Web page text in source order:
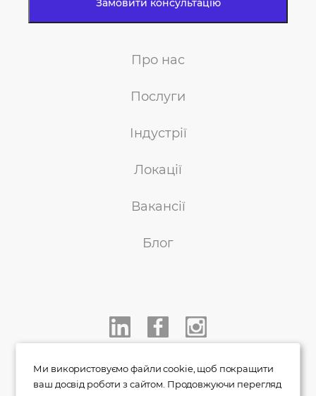
info@indigo.co.ua
Про нас
Послуги
Індустрії
Локації
Вакансії
Блог
Ми використовуємо файли cookie, щоб покращити
ваш досвід роботи з сайтом. Продовжуючи перегляд